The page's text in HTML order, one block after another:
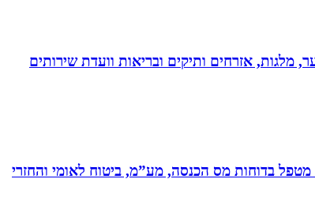
מלגות, אזרחים ותיקים ובריאות וועדת שירותים
ותשתיות בארץ ובחו”ל. מטפל בדוחות מס הכנסה, מע”מ, ביטוח לאומי והחזרי